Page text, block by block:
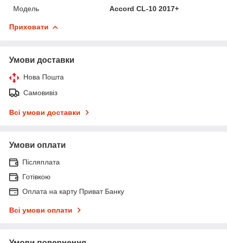
Мoдель
Accord CL-10 2017+
Приховати
Умови доставки
Нова Пошта
Самовивіз
Всі умови доставки
Умови оплати
Післяплата
Готівкою
Оплата на карту Приват Банку
Всі умови оплати